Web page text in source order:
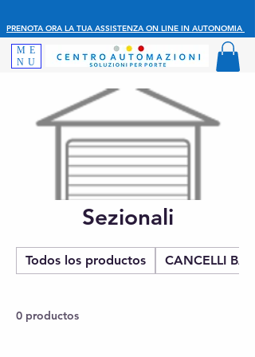
PRENOTA ORA LA TUA ASSISTENZA ON LINE IN AUTONOMIA
ME
NU
Sezionali
Todos los productos CANCELLI
0 productos